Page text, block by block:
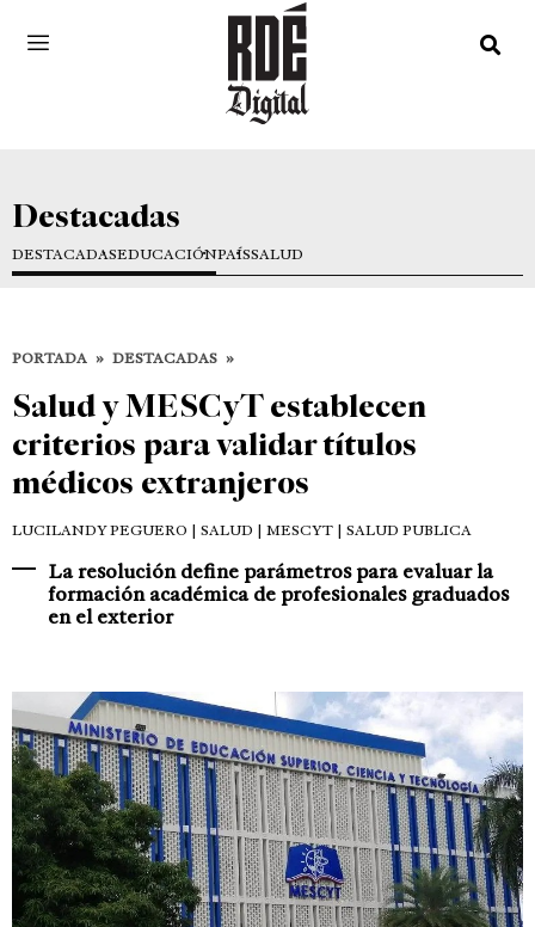
Destacadas
DESTACADASEDUCACIÓNPAÍSSALUD
PORTADA » DESTACADAS »
Salud y MESCyT establecen
criterios para validar títulos
médicos extranjeros
LUCILANDY PEGUERO | SALUD | MESCYT | SALUD PUBLICA
La resolución define parámetros para evaluar la
formación académica de profesionales graduados
en el exterior